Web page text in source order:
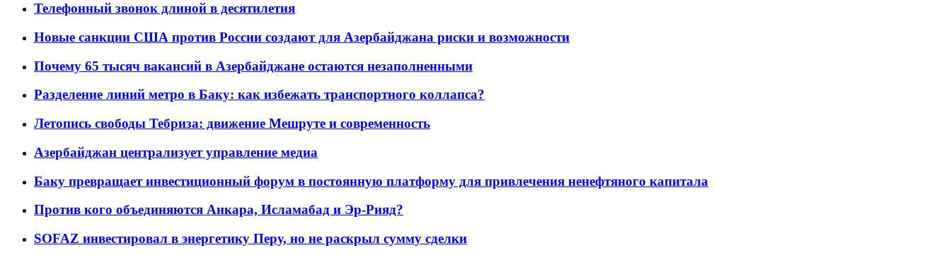
Телефонный звонок длиной в десятилетия
Новые санкции США против России создают для Азербайджана риски и возможности
Почему 65 тысяч вакансий в Азербайджане остаются незаполненными
Разделение линий метро в Баку: как избежать транспортного коллапса?
Летопись свободы Тебриза: движение Мешруте и современность
Азербайджан централизует управление медиа
Баку превращает инвестиционный форум в постоянную платформу для привлечения ненефтяного капитала
Против кого объединяются Анкара, Исламабад и Эр-Рияд?
SOFAZ инвестировал в энергетику Перу, но не раскрыл сумму сделки